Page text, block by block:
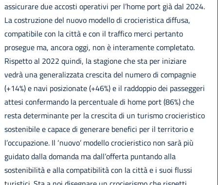
assicurare due accosti operativi per l’home port già dal 2024.
La costruzione del nuovo modello di crocieristica diffusa,
compatibile con la città e con il traffico merci pertanto
prosegue ma, ancora oggi, non è interamente completato.
Rispetto al 2022 quindi, la stagione che sta per iniziare
vedrà una generalizzata crescita del numero di compagnie
(+14%) e navi posizionate (+46%) e il raddoppio dei passeggeri
attesi confermando la percentuale di home port (86%) che
resta determinante per la crescita di un turismo crocieristico
sostenibile e capace di generare benefici per il territorio e
l’occupazione. Il ‘nuovo’ modello crocieristico non sarà più
guidato dalla domanda ma dall’offerta puntando alla
sostenibilità e alla compatibilità con la città e i suoi flussi